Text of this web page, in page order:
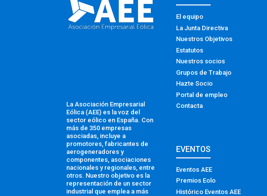
La Asociación Empresarial
Eólica (AEE) es la voz del
sector eólico en España. Con
más de 350 empresas
asociadas, incluye a
promotores, fabricantes de
aerogeneradores y
componentes, asociaciones
nacionales y regionales, entre
otros. Nuestro objetivo es la
representación de un sector
industrial que emplea a más
El equipo
La Junta Directiva
Nuestros Objetivos
Estatutos
Nuestros socios
Grupos de Trabajo
Hazte Socio
Portal de empleo
Contacta
EVENTOS
Eventos AEE
Premios Eolo
Histórico Eventos AEE